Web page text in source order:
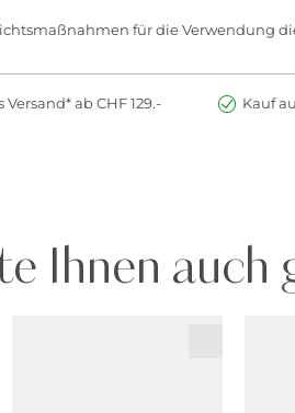
für die Verwendung
Versand* ab CHF 129.- Kauf
Ihnen auch